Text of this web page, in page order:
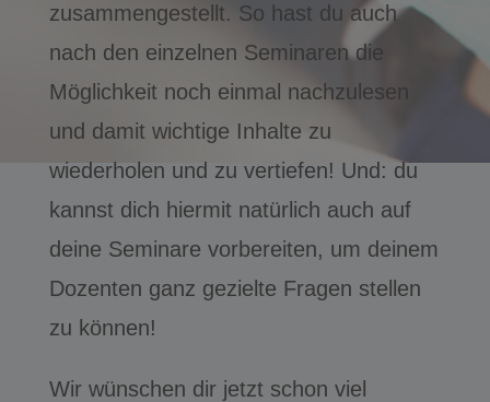
zusammengestellt. So hast du auch
nach den einzelnen Seminaren die
Möglichkeit noch einmal nachzulesen
und damit wichtige Inhalte zu
wiederholen und zu vertiefen! Und: du
kannst dich hiermit natürlich auch auf
deine Seminare vorbereiten, um deinem
Dozenten ganz gezielte Fragen stellen
zu können!
Wir wünschen dir jetzt schon viel